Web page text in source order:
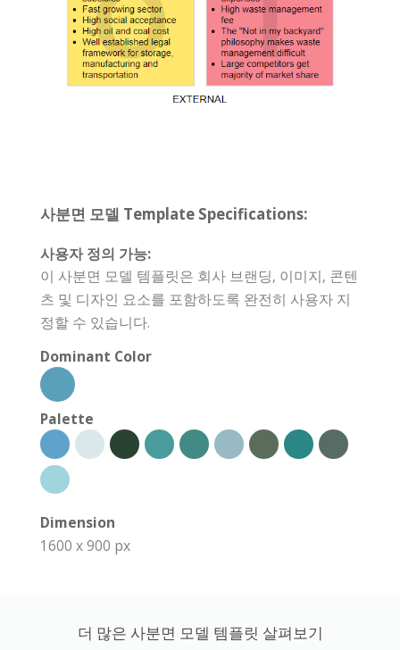
사분면 모델 Template Specifications:
사용자 정의 가능:
이 사분면 모델 템플릿은 회사 브랜딩, 이미지, 콘텐
츠 및 디자인 요소를 포함하도록 완전히 사용자 지
정할 수 있습니다.
Dominant Color
Palette
Dimension
1600 x 900 px
더 많은 사분면 모델 템플릿 살펴보기